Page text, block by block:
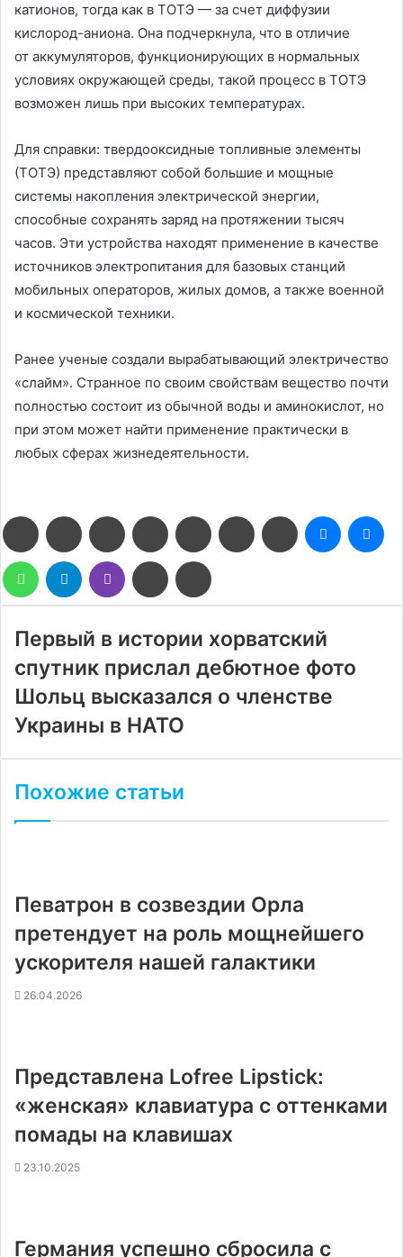
катионов, тогда как в ТОТЭ — за счет диффузии
кислород-аниона. Она подчеркнула, что в отличие
от аккумуляторов, функционирующих в нормальных
условиях окружающей среды, такой процесс в ТОТЭ
возможен лишь при высоких температурах.
Для справки: твердооксидные топливные элементы
(ТОТЭ) представляют собой большие и мощные
системы накопления электрической энергии,
способные сохранять заряд на протяжении тысяч
часов. Эти устройства находят применение в качестве
источников электропитания для базовых станций
мобильных операторов, жилых домов, а также военной
и космической техники.
Ранее ученые создали вырабатывающий электричество
«слайм». Странное по своим свойствам вещество почти
полностью состоит из обычной воды и аминокислот, но
при этом может найти применение практически в
любых сферах жизнедеятельности.
FacebookTwitter LinkedIn Pinterest Reddit ВконтактеОдноклассники
Messenger
WhatsAppTelegram Viber
Поделиться
через
электронную
Первый в истории хорватский
спутник прислал дебютное фото
Шольц высказался о членстве
Украины в НАТО
Похожие статьи
Певатрон в созвездии Орла
претендует на роль мощнейшего
ускорителя нашей галактики
26.04.2026
Представлена Lofree Lipstick:
«женская» клавиатура с оттенками
помады на клавишах
23.10.2025
Германия успешно сбросила с